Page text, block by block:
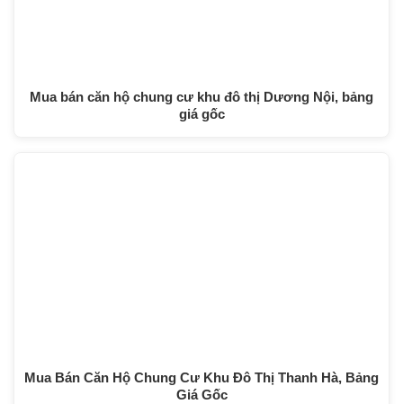
Mua bán căn hộ chung cư khu đô thị Dương Nội, bảng
giá gốc
Mua Bán Căn Hộ Chung Cư Khu Đô Thị Thanh Hà, Bảng
Giá Gốc